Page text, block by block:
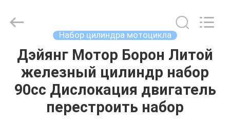
ДОМ
ПРОДУКТЫ
Rights
Набор цилиндра мотоцикла
Дэйянг Мотор Борон Литой
железный цилиндр набор
90cc Дислокация двигатель
перестроить набор